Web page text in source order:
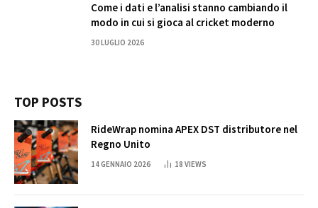
Come i dati e l’analisi stanno cambiando il
modo in cui si gioca al cricket moderno
30 LUGLIO 2026
TOP POSTS
RideWrap nomina APEX DST distributore nel
Regno Unito
14 GENNAIO 2026 18 VIEWS